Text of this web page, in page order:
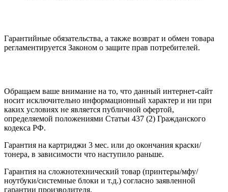
Гарантийные обязательства, а также возврат и обмен товара
регламентируется Законом о защите прав потребителей.
Обращаем ваше внимание на то, что данный интернет-сайт
носит исключительно информационный характер и ни при
каких условиях не является публичной офертой,
определяемой положениями Статьи 437 (2) Гражданского
кодекса РФ.
Гарантия на картриджи 3 мес. или до окончания краски/
тонера, в зависимости что наступило раньше.
Гарантия на сложнотехнический товар (принтеры/мфу/
ноутбуки/системные блоки и т.д.) согласно заявленной
гарантии производителя.